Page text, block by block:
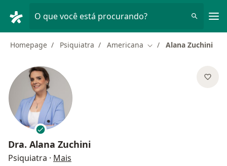
O que você está procurando?
Homepage Psiquiatra Americana Mudar de cidade
Alana Zuchini
Dra. Alana Zuchini
Psiquiatra · Mais